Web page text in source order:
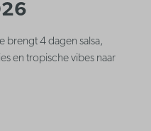
brengt 4 dagen salsa,
en tropische vibes naar